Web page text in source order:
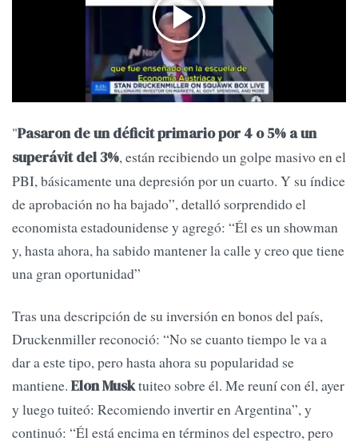
"Pasaron de un déficit primario por 4 o 5% a un
superávit del 3%, están recibiendo un golpe masivo en el
PBI, básicamente una depresión por un cuarto. Y su índice
de aprobación no ha bajado”, detalló sorprendido el
economista estadounidense y agregó: “Él es un showman
y, hasta ahora, ha sabido mantener la calle y creo que tiene
una gran oportunidad”
Tras una descripción de su inversión en bonos del país,
Druckenmiller reconoció: “No se cuanto tiempo le va a
dar a este tipo, pero hasta ahora su popularidad se
mantiene. Elon Musktuiteo sobre él. Me reuní con él, ayer
y luego tuiteó: Recomiendo invertir en Argentina”, y
continuó: “Él está encima en términos del espectro, pero